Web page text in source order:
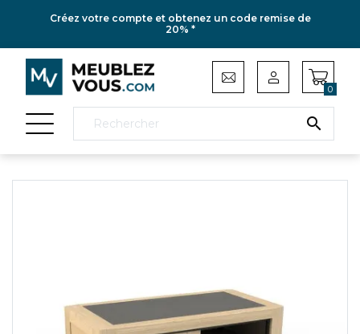
Créez votre compte et obtenez un code remise de
20% *

0